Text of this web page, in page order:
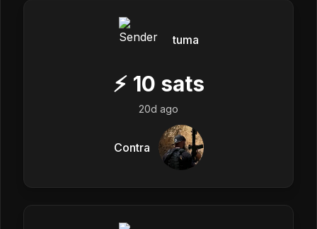
tuma
⚡ 10 sats
20d ago
Contra